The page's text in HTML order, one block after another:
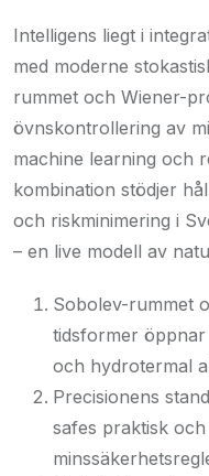
Intelligens liegt i
med moderne
rummet och Wiener-
övnskontrollering av
machine learning och
kombination stödjer
och riskminimering i
– en live modell av
Sobolev-rummet
tidsformer
och hydrotermal
Precisionens
safes praktisk